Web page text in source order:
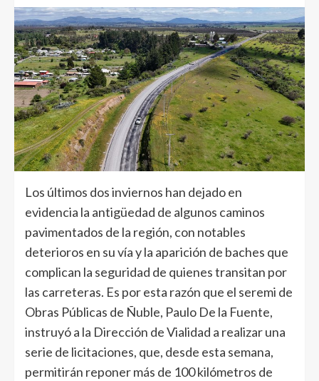
Los últimos dos inviernos han dejado en
evidencia la antigüedad de algunos caminos
pavimentados de la región, con notables
deterioros en su vía y la aparición de baches que
complican la seguridad de quienes transitan por
las carreteras. Es por esta razón que el seremi de
Obras Públicas de Ñuble, Paulo De la Fuente,
instruyó a la Dirección de Vialidad a realizar una
serie de licitaciones, que, desde esta semana,
permitirán reponer más de 100 kilómetros de